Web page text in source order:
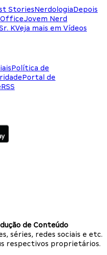
StoriesNerdologiaDepois
Jovem Nerd
KVeja mais em Vídeos
Política de
Portal de
RSS
de Conteúdo
séries, redes sociais e etc.
respectivos proprietários.